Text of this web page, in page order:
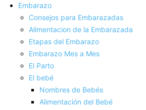
Embarazo
Consejos para Embarazadas
Alimentacion de la Embarazada
Etapas del Embarazo
Embarazo Mes a Mes
El Parto
El bebé
Nombres de Bebés
Alimentación del Bebé